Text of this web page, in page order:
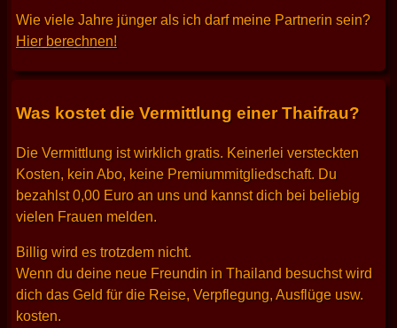
Wie viele Jahre jünger als ich darf meine Partnerin sein?
Hier berechnen!
Was kostet die Vermittlung einer Thaifrau?
Die Vermittlung ist wirklich gratis. Keinerlei versteckten
Kosten, kein Abo, keine Premiummitgliedschaft. Du
bezahlst 0,00 Euro an uns und kannst dich bei beliebig
vielen Frauen melden.
Billig wird es trotzdem nicht.
Wenn du deine neue Freundin in Thailand besuchst wird
dich das Geld für die Reise, Verpflegung, Ausflüge usw.
kosten.